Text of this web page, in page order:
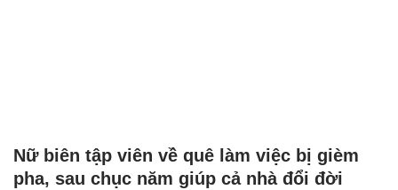
Nữ biên tập viên về quê làm việc bị gièm
pha, sau chục năm giúp cả nhà đổi đời